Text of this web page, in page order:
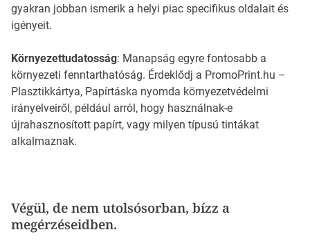
gyakran jobban ismerik a helyi piac specifikus oldalait és
igényeit.
Környezettudatosság: Manapság egyre fontosabb a
környezeti fenntarthatóság. Érdeklődj a PromoPrint.hu –
Plasztikkártya, Papírtáska nyomda környezetvédelmi
irányelveiről, például arról, hogy használnak-e
újrahasznosított papírt, vagy milyen típusú tintákat
alkalmaznak.
Végül, de nem utolsósorban, bízz a
megérzéseidben.